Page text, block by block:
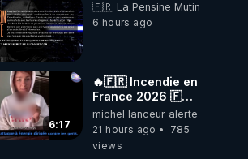
🇫🇷 La Pensine Mutine
6 hours ago
6:17
🔥🇫🇷 Incendie en
France 2026 🇫🇷
🔥 💥Criminel ou
coincidence
naturelle?💥
michel lanceur alerte
21 hours ago
785
views